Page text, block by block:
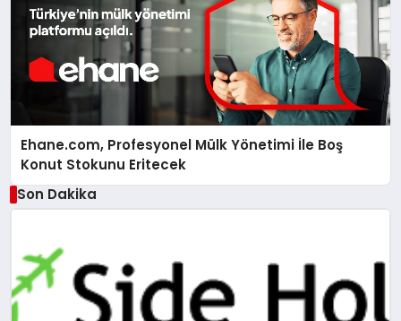
Ehane.com, Profesyonel Mülk Yönetimi İle Boş
Konut Stokunu Eritecek
Son Dakika